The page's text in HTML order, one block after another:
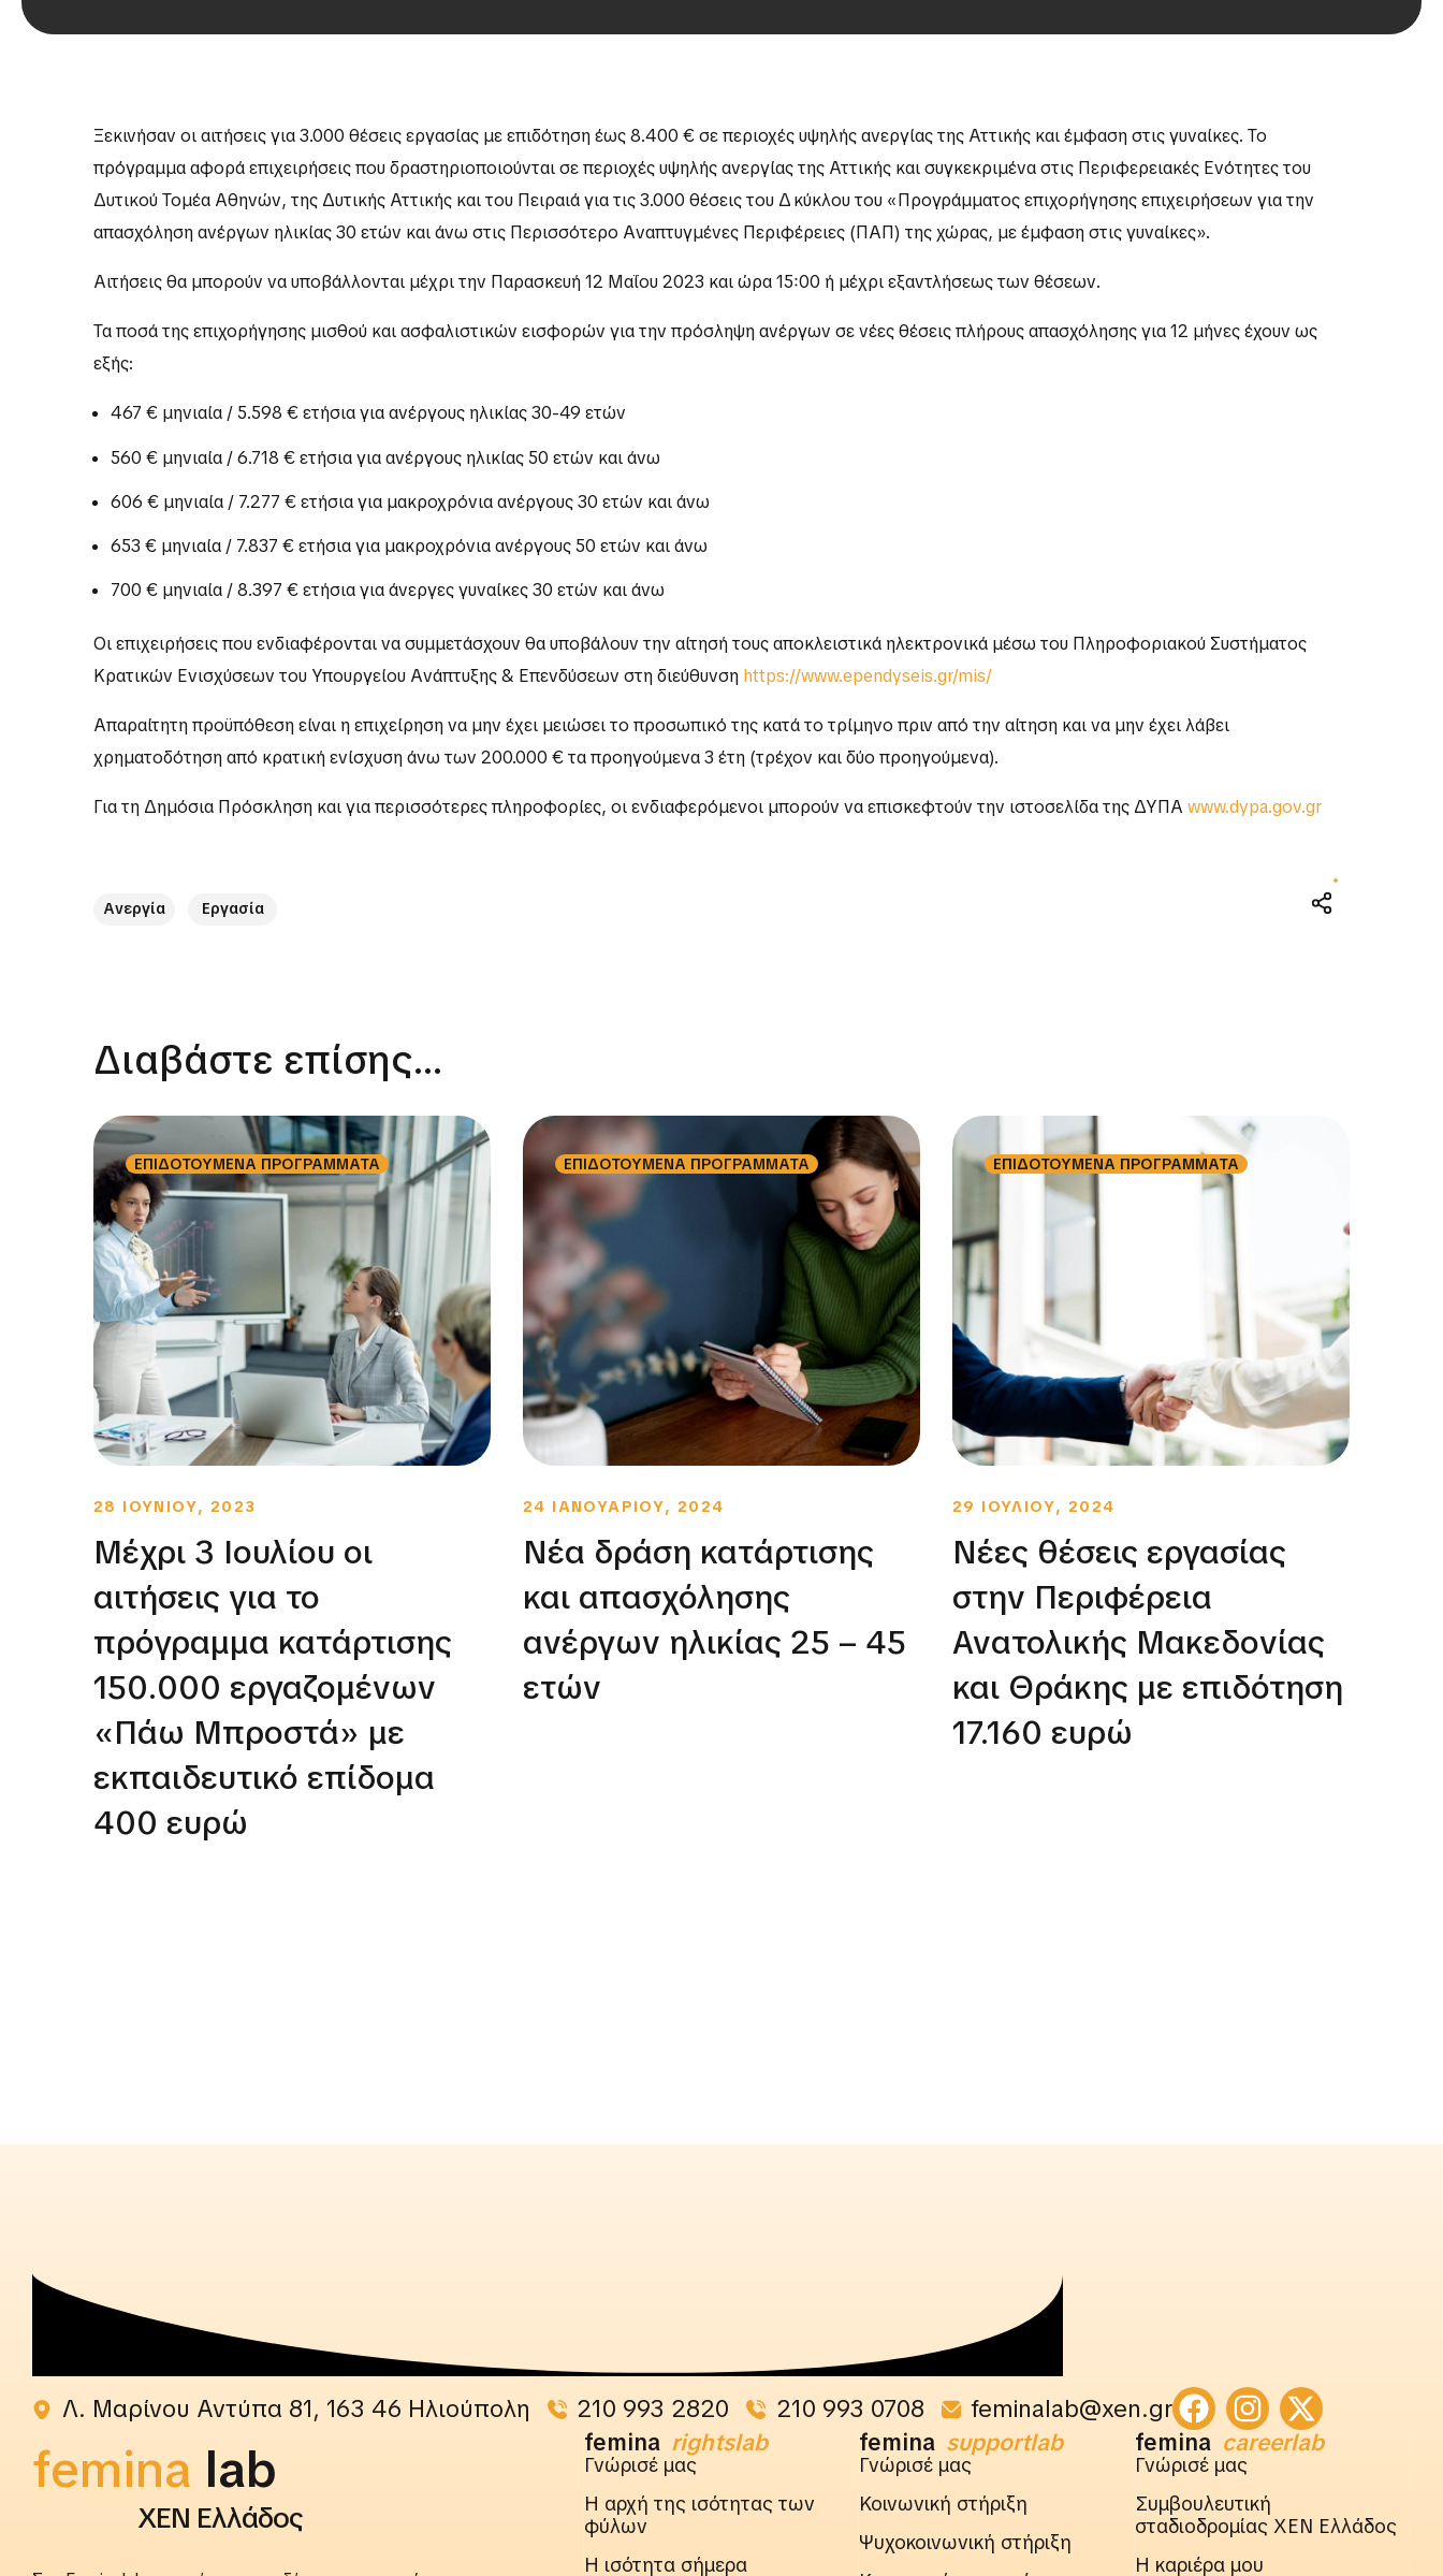
Ξεκινήσαν οι αιτήσεις για 3.000 θέσεις εργασίας με επιδότηση έως 8.400 € σε περιοχές υψηλής ανεργίας της Αττικής και έμφαση στις γυναίκες. Το
πρόγραμμα αφορά επιχειρήσεις που δραστηριοποιούνται σε περιοχές υψηλής ανεργίας της Αττικής και συγκεκριμένα στις Περιφερειακές Ενότητες του
Δυτικού Τομέα Αθηνών, της Δυτικής Αττικής και του Πειραιά για τις 3.000 θέσεις του Δ΄ κύκλου του «Προγράμματος επιχορήγησης επιχειρήσεων για την
απασχόληση ανέργων ηλικίας 30 ετών και άνω στις Περισσότερο Αναπτυγμένες Περιφέρειες (ΠΑΠ) της χώρας, με έμφαση στις γυναίκες».
Αιτήσεις θα μπορούν να υποβάλλονται μέχρι την Παρασκευή 12 Μαΐου 2023 και ώρα 15:00 ή μέχρι εξαντλήσεως των θέσεων.
Τα ποσά της επιχορήγησης μισθού και ασφαλιστικών εισφορών για την πρόσληψη ανέργων σε νέες θέσεις πλήρους απασχόλησης για 12 μήνες έχουν ως
εξής:
467 € μηνιαία / 5.598 € ετήσια για ανέργους ηλικίας 30-49 ετών
560 € μηνιαία / 6.718 € ετήσια για ανέργους ηλικίας 50 ετών και άνω
606 € μηνιαία / 7.277 € ετήσια για μακροχρόνια ανέργους 30 ετών και άνω
653 € μηνιαία / 7.837 € ετήσια για μακροχρόνια ανέργους 50 ετών και άνω
700 € μηνιαία / 8.397 € ετήσια για άνεργες γυναίκες 30 ετών και άνω
Οι επιχειρήσεις που ενδιαφέρονται να συμμετάσχουν θα υποβάλουν την αίτησή τους αποκλειστικά ηλεκτρονικά μέσω του Πληροφοριακού Συστήματος
Κρατικών Ενισχύσεων του Υπουργείου Ανάπτυξης & Επενδύσεων στη διεύθυνση https://www.ependyseis.gr/mis/
Απαραίτητη προϋπόθεση είναι η επιχείρηση να μην έχει μειώσει το προσωπικό της κατά το τρίμηνο πριν από την αίτηση και να μην έχει λάβει
χρηματοδότηση από κρατική ενίσχυση άνω των 200.000 € τα προηγούμενα 3 έτη (τρέχον και δύο προηγούμενα).
Για τη Δημόσια Πρόσκληση και για περισσότερες πληροφορίες, οι ενδιαφερόμενοι μπορούν να επισκεφτούν την ιστοσελίδα της ΔΥΠΑ www.dypa.gov.gr
Ανεργία Εργασία
Διαβάστε επίσης...
ΕΠΙΔΟΤΟΥΜΕΝΑ ΠΡΟΓΡΑΜΜΑΤΑ
28 ΙΟΥΝΙΟΥ, 2023
Μέχρι 3 Ιουλίου οι
αιτήσεις για το
πρόγραμμα κατάρτισης
150.000 εργαζομένων
«Πάω Μπροστά» με
εκπαιδευτικό επίδομα
400 ευρώ
ΕΠΙΔΟΤΟΥΜΕΝΑ ΠΡΟΓΡΑΜΜΑΤΑ
24 ΙΑΝΟΥΑΡΙΟΥ, 2024
Νέα δράση κατάρτισης
και απασχόλησης
ανέργων ηλικίας 25 – 45
ετών
ΕΠΙΔΟΤΟΥΜΕΝΑ ΠΡΟΓΡΑΜΜΑΤΑ
29 ΙΟΥΛΙΟΥ, 2024
Νέες θέσεις εργασίας
στην Περιφέρεια
Ανατολικής Μακεδονίας
και Θράκης με επιδότηση
17.160 ευρώ
Λ. Μαρίνου Αντύπα 81, 163 46 Ηλιούπολη 210 993 2820 210 993 0708 feminalab@xen.gr
femina rightslab
ΧΕΝ Ελλάδος
femina rightslab
Γνώρισέ μας
Η αρχή της ισότητας των
φύλων
Η ισότητα σήμερα
femina supportlab
Γνώρισέ μας
Κοινωνική στήριξη
Ψυχοκοινωνική στήριξη
femina careerlab
Γνώρισέ μας
Συμβουλευτική
σταδιοδρομίας ΧΕΝ Ελλάδος
Η καριέρα μου